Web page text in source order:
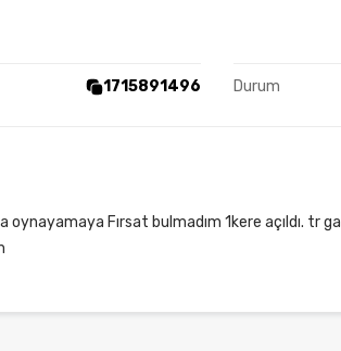
1715891496 Durum
Fırsat bulmadım 1kere açıldı. tr